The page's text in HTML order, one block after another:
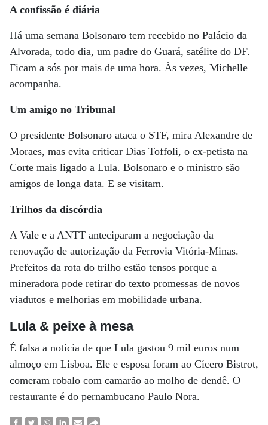
A confissão é diária
Há uma semana Bolsonaro tem recebido no Palácio da
Alvorada, todo dia, um padre do Guará, satélite do DF.
Ficam a sós por mais de uma hora. Às vezes, Michelle
acompanha.
Um amigo no Tribunal
O presidente Bolsonaro ataca o STF, mira Alexandre de
Moraes, mas evita criticar Dias Toffoli, o ex-petista na
Corte mais ligado a Lula. Bolsonaro e o ministro são
amigos de longa data. E se visitam.
Trilhos da discórdia
A Vale e a ANTT anteciparam a negociação da
renovação de autorização da Ferrovia Vitória-Minas.
Prefeitos da rota do trilho estão tensos porque a
mineradora pode retirar do texto promessas de novos
viadutos e melhorias em mobilidade urbana.
Lula & peixe à mesa
É falsa a notícia de que Lula gastou 9 mil euros num
almoço em Lisboa. Ele e esposa foram ao Cícero Bistrot,
comeram robalo com camarão ao molho de dendê. O
restaurante é do pernambucano Paulo Nora.